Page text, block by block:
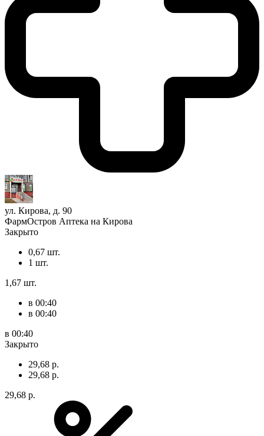
ул. Кирова, д. 90
ФармОстров Аптека на Кирова
Закрыто
0,67 шт.
1 шт.
1,67 шт.
в 00:40
в 00:40
в 00:40
Закрыто
29,68 р.
29,68 р.
29,68 р.